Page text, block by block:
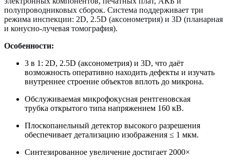
полупроводниковых сборок. Система поддерживает три
режима инспекции: 2D, 2.5D (аксонометрия) и 3D (планарная
и конусно-лучевая томография).
Особенности:
3 в 1: 2D, 2.5D (аксонометрия) и 3D, что даёт
возможность оперативно находить дефекты и изучать
внутреннее строение объектов вплоть до микрона.
Обслуживаемая микрофокусная рентгеновская
трубка открытого типа напряжением 160 кВ.
Плоскопанельный детектор высокого разрешения
обеспечивает детализацию изображения ≤ 1 мкм.
Синтезированное увеличение достигает 2000×